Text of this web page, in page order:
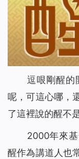
逗哏剛醒的
呢，可這心哪，
了這裡說的醒不
2000年來
醒作為講道人也